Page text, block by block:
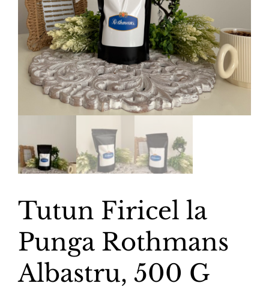
Tutun Firicel la
Punga Rothmans
Albastru, 500 G